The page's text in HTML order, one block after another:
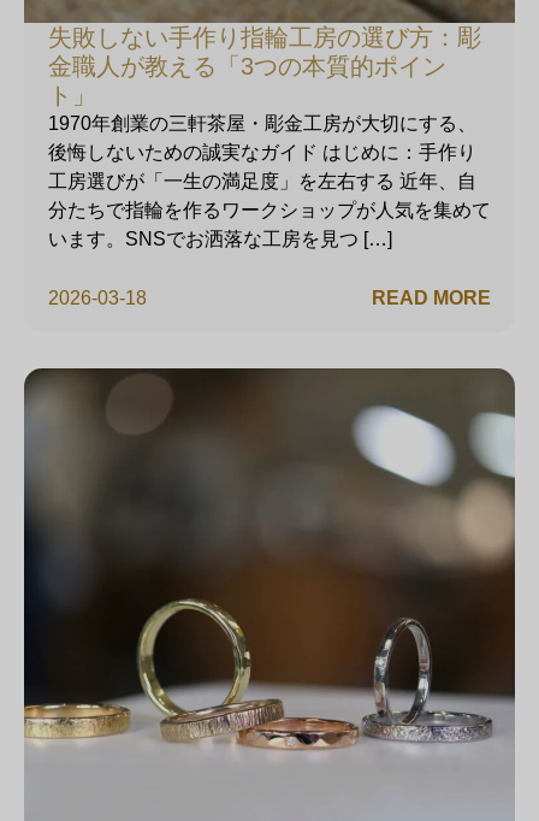
失敗しない手作り指輪工房の選び方：彫
金職人が教える「3つの本質的ポイン
ト」
2026-03-18
1970年創業の三軒茶屋・彫金工房が大切にする、
後悔しないための誠実なガイド はじめに：手作り
工房選びが「一生の満足度」を左右する 近年、自
分たちで指輪を作るワークショップが人気を集めて
います。SNSでお洒落な工房を見つ […]
READ MORE